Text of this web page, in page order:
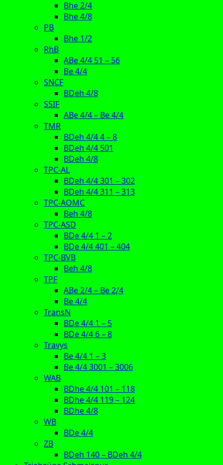
Bhe 2/4
Bhe 4/8
PB
Bhe 1/2
RhB
ABe 4/4 51 – 56
Be 4/4
SNCF
BDeh 4/8
SSIF
ABe 4/4 – Be 4/4
TMR
BDeh 4/4 4 – 8
BDeh 4/4 501
BDeh 4/8
TPC-AL
BDeh 4/4 301 – 302
BDeh 4/4 311 – 313
TPC-AOMC
Beh 4/8
TPC-ASD
BDe 4/4 1 – 2
BDe 4/4 401 – 404
TPC-BVB
Beh 4/8
TPF
ABe 2/4 – Be 2/4
Be 4/4
TransN
BDe 4/4 1 – 5
BDe 4/4 6 – 8
Travys
Be 4/4 1 – 3
Be 4/4 3001 – 3006
WAB
BDhe 4/4 101 – 118
BDhe 4/4 119 – 124
BDhe 4/8
WB
BDe 4/4
ZB
BDeh 140 – BDeh 4/4